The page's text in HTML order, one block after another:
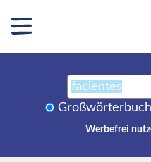
Großwörterbuch
Werbefrei